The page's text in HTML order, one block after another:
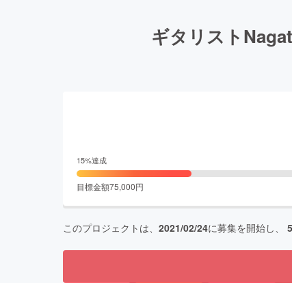
ギタリスト
15%達成
目標金額75,000円
このプロジェクトは、 2021/02/24に募集を開始し、 5